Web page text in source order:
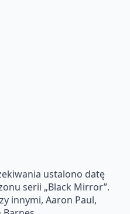
ustalono datę
serii „Black Mirror”.
innymi, Aaron Paul,